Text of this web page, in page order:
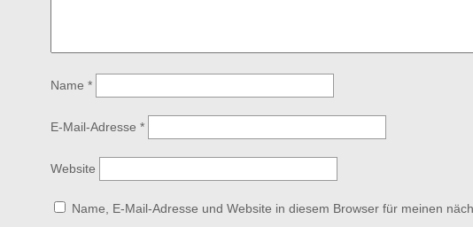
Name *
E-Mail-Adresse *
Website
Name, E-Mail-Adresse und Website in diesem Browser für meinen